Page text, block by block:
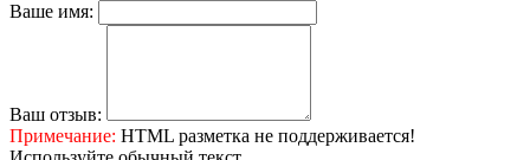
Ваше имя:
Ваш отзыв:
Примечание: HTML разметка не поддерживается!